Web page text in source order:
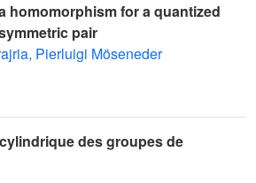
homomorphism for a quantized
pair
Pierluigi Möseneder
des groupes de